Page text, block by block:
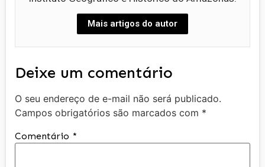
Mais artigos do autor
Deixe um comentário
O seu endereço de e-mail não será publicado.
Campos obrigatórios são marcados com *
Comentário *